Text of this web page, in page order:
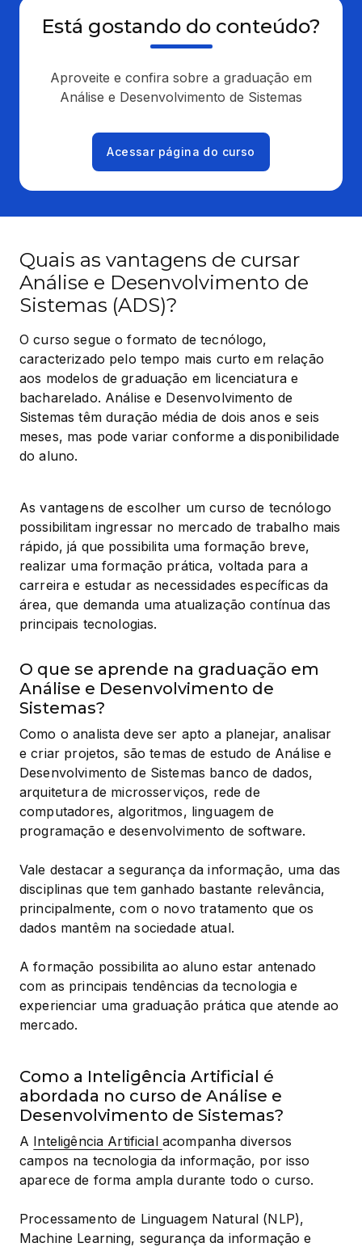
Está gostando do conteúdo?
Aproveite e confira sobre a graduação em
Análise e Desenvolvimento de Sistemas
Acessar página do curso
Quais as vantagens de cursar
Análise e Desenvolvimento de
Sistemas (ADS)?
O curso segue o formato de tecnólogo,
caracterizado pelo tempo mais curto em relação
aos modelos de graduação em licenciatura e
bacharelado. Análise e Desenvolvimento de
Sistemas têm duração média de dois anos e seis
meses, mas pode variar conforme a disponibilidade
do aluno.
As vantagens de escolher um curso de tecnólogo
possibilitam ingressar no mercado de trabalho mais
rápido, já que possibilita uma formação breve,
realizar uma formação prática, voltada para a
carreira e estudar as necessidades específicas da
área, que demanda uma atualização contínua das
principais tecnologias.
O que se aprende na graduação em
Análise e Desenvolvimento de
Sistemas?
Como o analista deve ser apto a planejar, analisar
e criar projetos, são temas de estudo de Análise e
Desenvolvimento de Sistemas banco de dados,
arquitetura de microsserviços, rede de
computadores, algoritmos, linguagem de
programação e desenvolvimento de software.
Vale destacar a segurança da informação, uma das
disciplinas que tem ganhado bastante relevância,
principalmente, com o novo tratamento que os
dados mantêm na sociedade atual.
A formação possibilita ao aluno estar antenado
com as principais tendências da tecnologia e
experienciar uma graduação prática que atende ao
mercado.
Como a Inteligência Artificial é
abordada no curso de Análise e
Desenvolvimento de Sistemas?
A Inteligência Artificial acompanha diversos
campos na tecnologia da informação, por isso
aparece de forma ampla durante todo o curso.
Processamento de Linguagem Natural (NLP),
Machine Learning, segurança da informação e